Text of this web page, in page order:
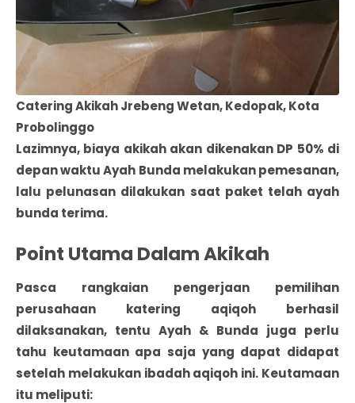
Catering Akikah Jrebeng Wetan, Kedopak, Kota
Probolinggo
Lazimnya, biaya akikah akan dikenakan DP 50% di
depan waktu Ayah Bunda melakukan pemesanan,
lalu pelunasan dilakukan saat paket telah ayah
bunda terima.
Point Utama Dalam Akikah
Pasca rangkaian pengerjaan pemilihan
perusahaan katering aqiqoh berhasil
dilaksanakan, tentu Ayah & Bunda juga perlu
tahu keutamaan apa saja yang dapat didapat
setelah melakukan ibadah aqiqoh ini. Keutamaan
itu meliputi: